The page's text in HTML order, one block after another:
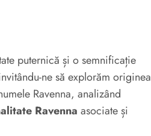
puternică și o semnificație
ne să explorăm originea
Ravenna, analizând
Ravenna asociate și